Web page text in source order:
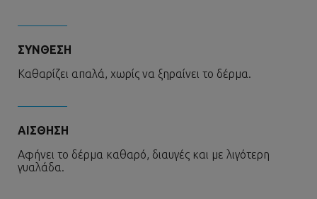
ΣΥΝΘΕΣΗ
Καθαρίζει απαλά, χωρίς να ξηραίνει το δέρμα.
ΑΙΣΘΗΣΗ
Αφήνει το δέρμα καθαρό, διαυγές και με λιγότερη
γυαλάδα.